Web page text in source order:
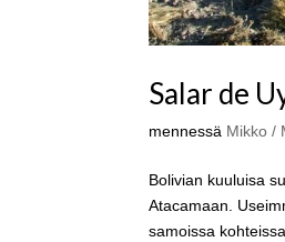
Salar de
mennessä Mikko /
Bolivian kuuluisa
Atacamaan.
samoissa